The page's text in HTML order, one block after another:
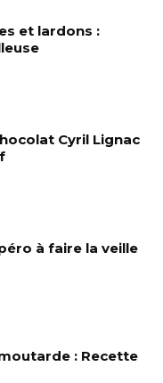
et lardons :
Cyril Lignac
à faire la veille
: Recette